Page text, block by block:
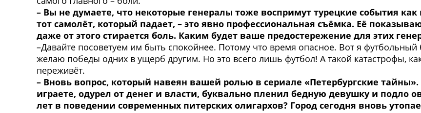
– Вы не думаете, что некоторые генералы тоже воспримут турецкие события
тот самолёт, который падает, – это явно профессиональная съёмка. Её
даже от этого стирается боль. Каким будет ваше предостережение для этих
–Давайте посоветуем им быть спокойнее. Потому что время опасное. Вот я
желаю победы одних в ущерб другим. Но это всего лишь футбол! А такой катастрофы,
переживёт.
– Вновь вопрос, который навеян вашей ролью в сериале «Петербургские
играете, одурел от денег и власти, буквально пленил бедную девушку и подло
лет в поведении современных питерских олигархов? Город сегодня вновь